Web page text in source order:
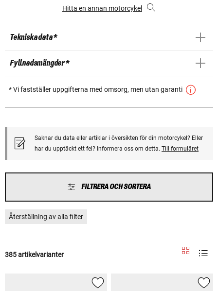
Hitta en annan motorcykel
Tekniska data *
Fyllnadsmängder *
* Vi fastställer uppgifterna med omsorg, men utan garanti
Saknar du data eller artiklar i översikten för din motorcykel? Eller
har du upptäckt ett fel? Informera oss om detta. Till formuläret
FILTRERA OCH SORTERA
Återställning av alla filter
385 artikelvarianter